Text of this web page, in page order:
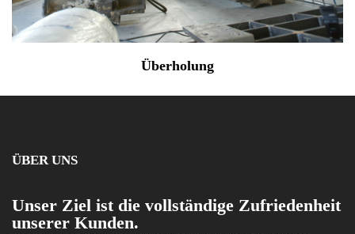
Überholung
ÜBER UNS
Unser Ziel ist die vollständige Zufriedenheit
unserer Kunden.